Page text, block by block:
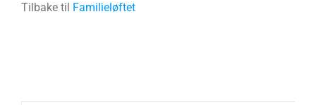
Tilbake til Familieløftet